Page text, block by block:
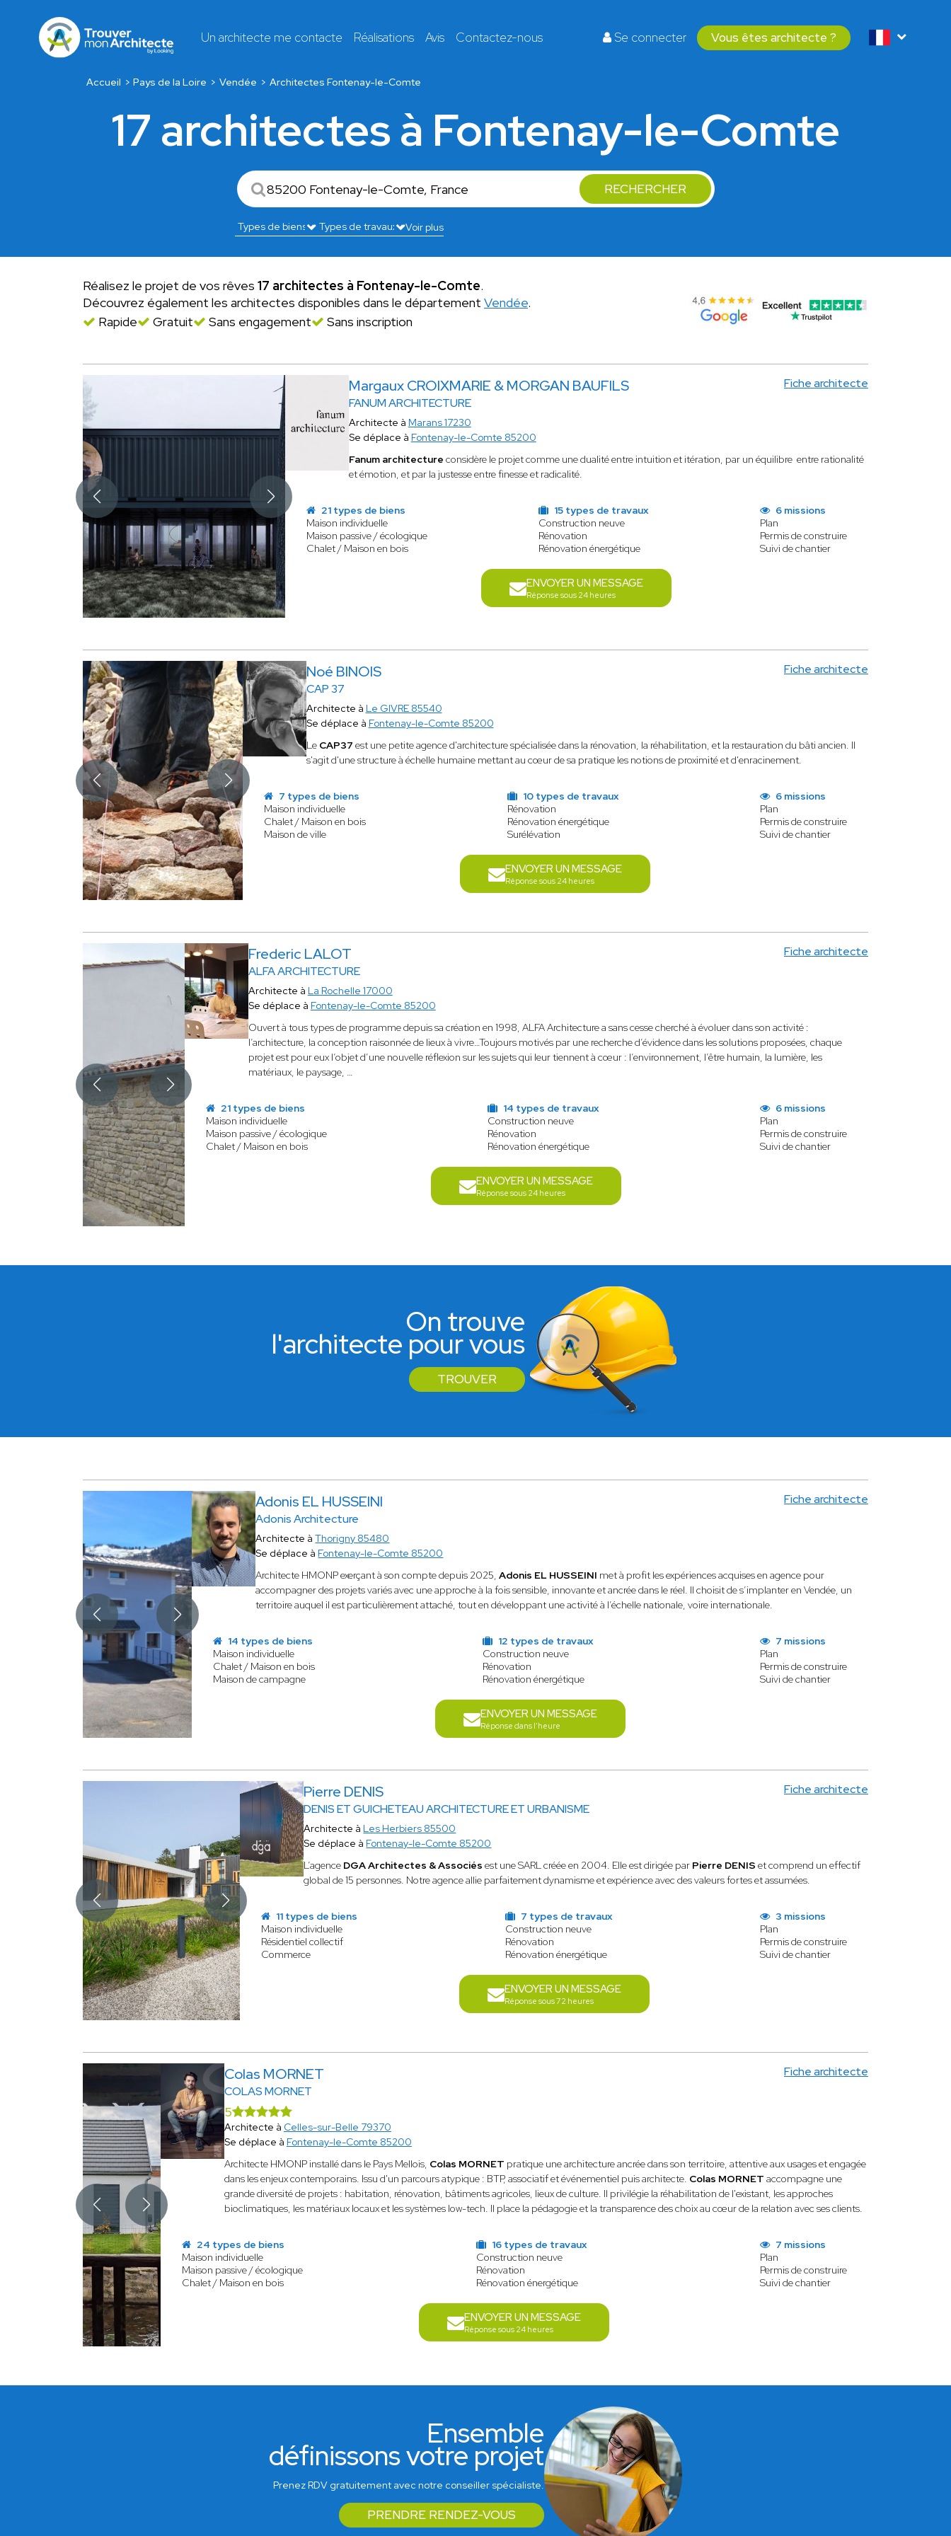
Un architecte me contacte Réalisations Avis Contactez-nous Se connecter Vous êtes architecte ?
Accueil Pays de la Loire Vendée Architectes Fontenay-le-Comte
17 architectes à Fontenay-le-Comte
RECHERCHER
Voir plus
Réalisez le projet de vos rêves 17 architectes à Fontenay-le-Comte.
Découvrez également les architectes disponibles dans le département Vendée.
Rapide
Gratuit Sans engagement Sans inscription
Margaux CROIXMARIE & MORGAN BAUFILS
FANUM ARCHITECTURE
Fiche architecte
Architecte à Marans 17230
Se déplace à Fontenay-le-Comte 85200
Fanum architecture considère le projet comme une dualité entre intuition et itération, par un équilibre entre rationalité
et émotion, et par la justesse entre finesse et radicalité.
21 types de biens
Maison individuelle
Maison passive / écologique
Chalet / Maison en bois
15 types de travaux
Construction neuve
Rénovation
Rénovation énergétique
6 missions
Plan
Permis de construire
Suivi de chantier
ENVOYER UN MESSAGE
Réponse sous 24 heures
Noé BINOIS
CAP 37
Fiche architecte
Architecte à Le GIVRE 85540
Se déplace à Fontenay-le-Comte 85200
Le CAP37 est une petite agence d'architecture spécialisée dans la rénovation, la réhabilitation, et la restauration du bâti ancien. Il
s'agit d'une structure à échelle humaine mettant au cœur de sa pratique les notions de proximité et d'enracinement.
7 types de biens
Maison individuelle
Chalet / Maison en bois
Maison de ville
10 types de travaux
Rénovation
Rénovation énergétique
Surélévation
6 missions
Plan
Permis de construire
Suivi de chantier
ENVOYER UN MESSAGE
Réponse sous 24 heures
Frederic LALOT
ALFA ARCHITECTURE
Fiche architecte
Architecte à La Rochelle 17000
Se déplace à Fontenay-le-Comte 85200
Ouvert à tous types de programme depuis sa création en 1998, ALFA Architecture a sans cesse cherché à évoluer dans son activité :
l’architecture, la conception raisonnée de lieux à vivre…Toujours motivés par une recherche d’évidence dans les solutions proposées, chaque
projet est pour eux l’objet d’une nouvelle réflexion sur les sujets qui leur tiennent à cœur : l’environnement, l’être humain, la lumière, les
matériaux, le paysage, …
21 types de biens
Maison individuelle
Maison passive / écologique
Chalet / Maison en bois
14 types de travaux
Construction neuve
Rénovation
Rénovation énergétique
6 missions
Plan
Permis de construire
Suivi de chantier
ENVOYER UN MESSAGE
Réponse sous 24 heures
On trouve
l'architecte pour vous
TROUVER
Adonis EL HUSSEINI
Adonis Architecture
Fiche architecte
Architecte àThorigny 85480
Se déplace à Fontenay-le-Comte 85200
Architecte HMONP exerçant à son compte depuis 2025,Adonis EL HUSSEINI met à profit les expériences acquises en agence pour
accompagner des projets variés avec une approche à la fois sensible, innovante et ancrée dans le réel. Il choisit de s’implanter en Vendée, un
territoire auquel il est particulièrement attaché, tout en développant une activité à l’échelle nationale, voire internationale.
14 types de biens
Maison individuelle
Chalet / Maison en bois
Maison de campagne
12 types de travaux
Construction neuve
Rénovation
Rénovation énergétique
7 missions
Plan
Permis de construire
Suivi de chantier
ENVOYER UN MESSAGE
Réponse dans l'heure
Pierre DENIS
DENIS ET GUICHETEAU ARCHITECTURE ET URBANISME
Fiche architecte
Architecte à Les Herbiers 85500
Se déplace à Fontenay-le-Comte 85200
L’agence DGA Architectes & Associés est une SARL créée en 2004. Elle est dirigée par Pierre DENIS et comprend un effectif
global de 15 personnes. Notre agence allie parfaitement dynamisme et expérience avec des valeurs fortes et assumées.
11 types de biens
Maison individuelle
Résidentiel collectif
Commerce
7 types de travaux
Construction neuve
Rénovation
Rénovation énergétique
3 missions
Plan
Permis de construire
Suivi de chantier
ENVOYER UN MESSAGE
Réponse sous 72 heures
Colas MORNET
COLAS MORNET
Fiche architecte
5
Architecte à Celles-sur-Belle 79370
Se déplace à Fontenay-le-Comte 85200
Architecte HMONP installé dans le Pays Mellois, Colas MORNET pratique une architecture ancrée dans son territoire, attentive aux usages et engagée
dans les enjeux contemporains. Issu d'un parcours atypique : BTP, associatif et événementiel puis architecte. Colas MORNET accompagne une
grande diversité de projets : habitation, rénovation, bâtiments agricoles, lieux de culture. Il privilégie la réhabilitation de l'existant, les approches
bioclimatiques, les matériaux locaux et les systèmes low-tech. Il place la pédagogie et la transparence des choix au cœur de la relation avec ses clients.
24 types de biens
Maison individuelle
Maison passive / écologique
Chalet / Maison en bois
16 types de travaux
Construction neuve
Rénovation
Rénovation énergétique
7 missions
Plan
Permis de construire
Suivi de chantier
ENVOYER UN MESSAGE
Réponse sous 24 heures
Ensemble
définissons votre projet
Prenez RDV gratuitement avec notre conseiller spécialiste.
PRENDRE RENDEZ-VOUS